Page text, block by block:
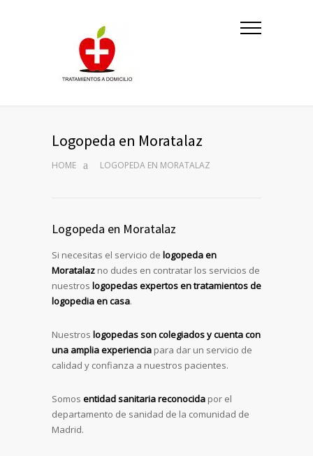
Logopeda en Moratalaz
HOME LOGOPEDA EN MORATALAZ
Logopeda en Moratalaz
Si necesitas el servicio de logopeda en
Moratalaz no dudes en contratar los servicios de
nuestros logopedas expertos en tratamientos de
logopedia en casa.
Nuestros logopedas son colegiados y cuenta con
una amplia experiencia para dar un servicio de
calidad y confianza a nuestros pacientes.
Somos entidad sanitaria reconocida por el
departamento de sanidad de la comunidad de
Madrid.